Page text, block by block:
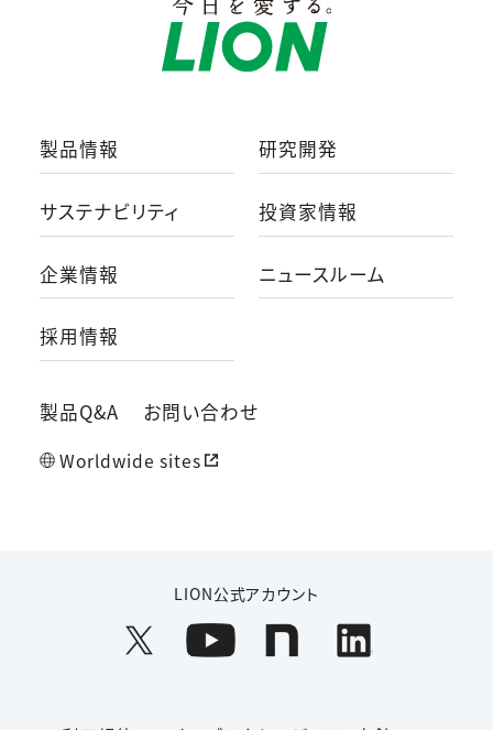
製品情報 研究開発
サステナビリティ 投資家情報
企業情報 ニュースルーム
採用情報
製品Q&A お問い合わせ
Worldwide sites
LION公式アカウント